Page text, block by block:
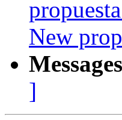
New
]